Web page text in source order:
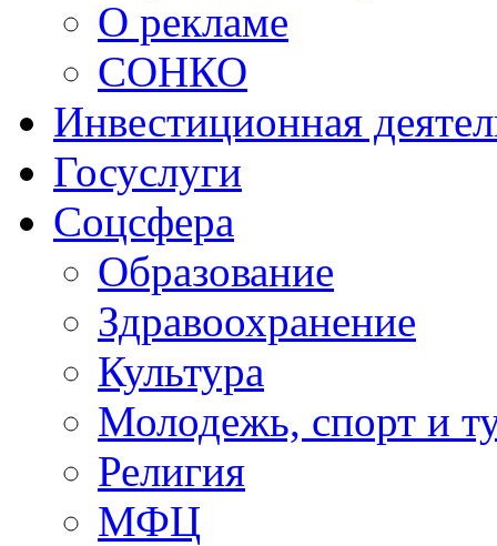
О рекламе
СОНКО
Инвестиционная
Госуслуги
Соцсфера
Образование
Здравоохранение
Культура
Молодежь, спорт и
Религия
МФЦ